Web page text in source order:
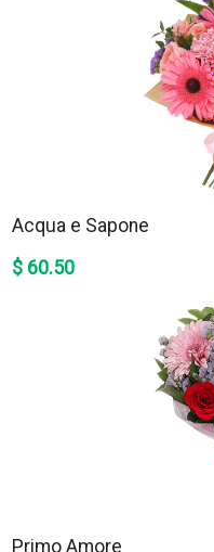
Acqua e Sapone
$ 60.50
Primo Amore